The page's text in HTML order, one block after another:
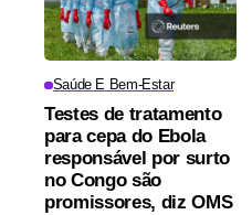
Saúde E Bem-Estar
Testes de tratamento
para cepa do Ebola
responsável por surto
no Congo são
promissores, diz OMS